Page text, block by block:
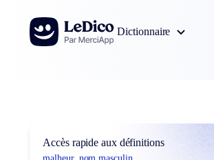
Aller au contenu
Dictionnaire
Accès rapide aux définitions